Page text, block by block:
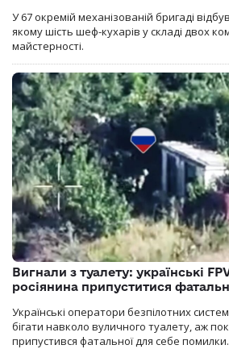
У 67 окремій механізованій бригаді
якому шість шеф-кухарів у складі двох
майстерності.
Вигнали з туалету: українські
росіянина припуститися
Українські оператори безпілотних
бігати навколо вуличного туалету, аж
припустився фатальної для себе помилки.